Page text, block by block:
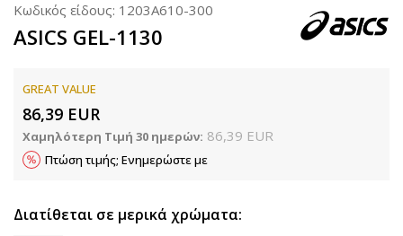
Κωδικός είδους: 1203A610-300
ASICS GEL-1130
GREAT VALUE
86,39 EUR
Χαμηλότερη Τιμή 30 ημερών: 86,39 EUR
Πτώση τιμής; Ενημερώστε με
Διατίθεται σε μερικά χρώματα: